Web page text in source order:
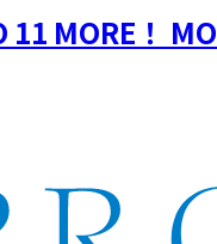
MORE！